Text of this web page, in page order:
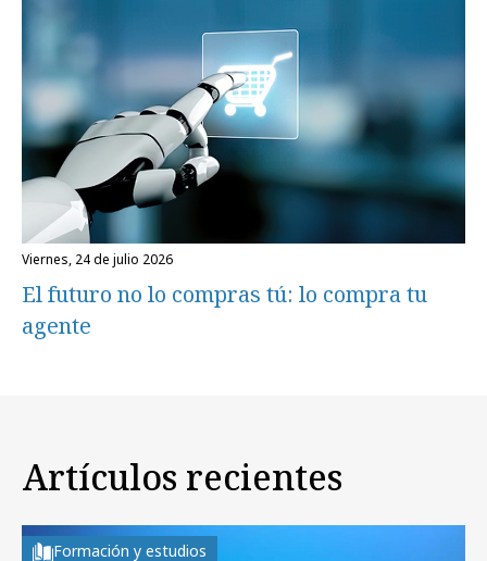
viernes, 24 de julio 2026
El futuro no lo compras tú: lo compra tu
agente
Artículos recientes
Formación y estudios